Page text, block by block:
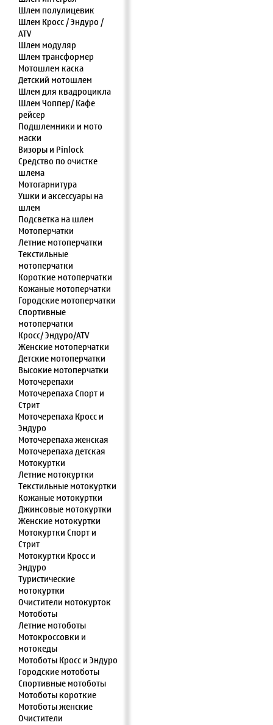
Шлем полулицевик
Шлем Кросс / Эндуро /
ATV
Шлем модуляр
Шлем трансформер
Мотошлем каска
Детский мотошлем
Шлем для квадроцикла
Шлем Чоппер/ Кафе
рейсер
Подшлемники и мото
маски
Визоры и Pinlock
Средство по очистке
шлема
Мотогарнитура
Ушки и аксессуары на
шлем
Подсветка на шлем
Мотоперчатки
Летние мотоперчатки
Текстильные
мотоперчатки
Короткие мотоперчатки
Кожаные мотоперчатки
Городские мотоперчатки
Спортивные
мотоперчатки
Кросс/ Эндуро/ATV
Женские мотоперчатки
Детские мотоперчатки
Высокие мотоперчатки
Моточерепахи
Моточерепаха Спорт и
Стрит
Моточерепаха Кросс и
Эндуро
Моточерепаха женская
Моточерепаха детская
Мотокуртки
Летние мотокуртки
Текстильные мотокуртки
Кожаные мотокуртки
Джинсовые мотокуртки
Женские мотокуртки
Мотокуртки Спорт и
Стрит
Мотокуртки Кросс и
Эндуро
Туристические
мотокуртки
Очистители мотокурток
Мотоботы
Летние мотоботы
Мотокроссовки и
мотокеды
Мотоботы Кросс и Эндуро
Городские мотоботы
Спортивные мотоботы
Мотоботы короткие
Мотоботы женские
Очистители